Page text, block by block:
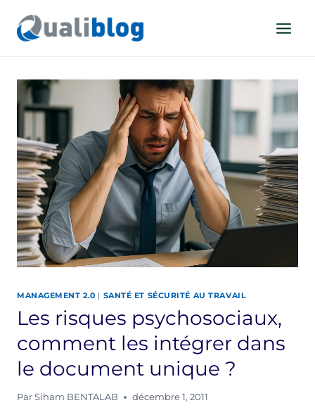
contenu
MANAGEMENT 2.0 | SANTÉ ET SÉCURITÉ AU TRAVAIL
Les risques psychosociaux,
comment les intégrer dans
le document unique ?
Par Siham BENTALAB décembre 1, 2011